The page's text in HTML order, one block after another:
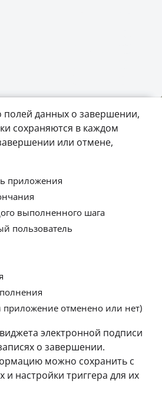
полей данных о завершении,
сохраняются в каждом
или отмене,
приложения
выполненного шага
пользователь
отменено или нет)
электронной подписи
о завершении.
можно сохранить с
настройки триггера для их